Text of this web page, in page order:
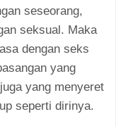
seseorang,
seksual. Maka
dengan seks
yang
yang menyeret
seperti dirinya.